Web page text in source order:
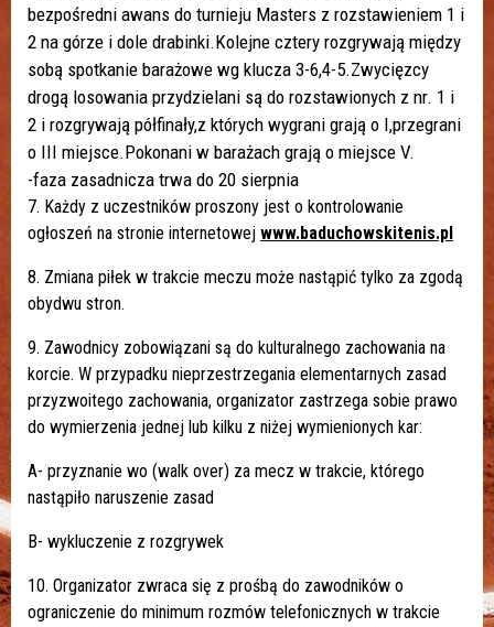
bezpośredni awans do turnieju Masters z rozstawieniem 1 i
2 na górze i dole drabinki.Kolejne cztery rozgrywają między
sobą spotkanie barażowe wg klucza 3-6,4-5.Zwycięzcy
drogą losowania przydzielani są do rozstawionych z nr. 1 i
2 i rozgrywają półfinały,z których wygrani grają o I,przegrani
o III miejsce.Pokonani w barażach grają o miejsce V.
-faza zasadnicza trwa do 20 sierpnia
7. Każdy z uczestników proszony jest o kontrolowanie
ogłoszeń na stronie internetowej www.baduchowskitenis.pl
8. Zmiana piłek w trakcie meczu może nastąpić tylko za zgodą
obydwu stron.
9. Zawodnicy zobowiązani są do kulturalnego zachowania na
korcie. W przypadku nieprzestrzegania elementarnych zasad
przyzwoitego zachowania, organizator zastrzega sobie prawo
do wymierzenia jednej lub kilku z niżej wymienionych kar:
A- przyznanie wo (walk over) za mecz w trakcie, którego
nastąpiło naruszenie zasad
B- wykluczenie z rozgrywek
10. Organizator zwraca się z prośbą do zawodników o
ograniczenie do minimum rozmów telefonicznych w trakcie